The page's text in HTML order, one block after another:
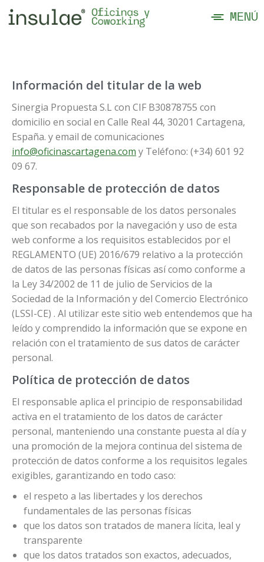
MENÚ
Información del titular de la web
Sinergia Propuesta S.L con CIF B30878755 con
domicilio en social en Calle Real 44, 30201 Cartagena,
España. y email de comunicaciones
info@oficinascartagena.com y Teléfono: (+34) 601 92
09 67.
Responsable de protección de datos
El titular es el responsable de los datos personales
que son recabados por la navegación y uso de esta
web conforme a los requisitos establecidos por el
REGLAMENTO (UE) 2016/679 relativo a la protección
de datos de las personas físicas así como conforme a
la Ley 34/2002 de 11 de julio de Servicios de la
Sociedad de la Información y del Comercio Electrónico
(LSSI-CE) . Al utilizar este sitio web entendemos que ha
leído y comprendido la información que se expone en
relación con el tratamiento de sus datos de carácter
personal.
Política de protección de datos
El responsable aplica el principio de responsabilidad
activa en el tratamiento de los datos de carácter
personal, manteniendo una constante puesta al día y
una promoción de la mejora continua del sistema de
protección de datos conforme a los requisitos legales
exigibles, garantizando en todo caso:
el respeto a las libertades y los derechos
fundamentales de las personas físicas
que los datos son tratados de manera lícita, leal y
transparente
que los datos tratados son exactos, adecuados,